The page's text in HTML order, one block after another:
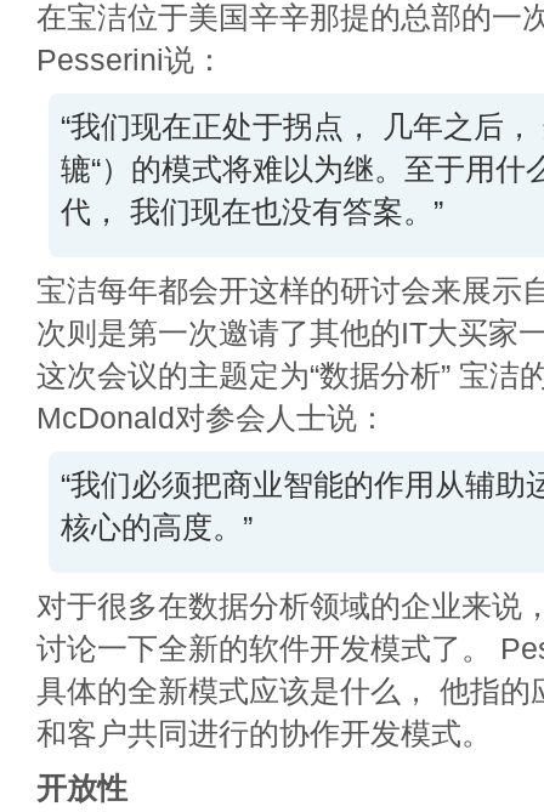
在宝洁位于美国辛辛那提的总部的一
Pesserini说：
“我们现在正处于拐点， 几年之后，
辘“）的模式将难以为继。至于用什
代， 我们现在也没有答案。”
宝洁每年都会开这样的研讨会来展示
次则是第一次邀请了其他的IT大买家
这次会议的主题定为“数据分析” 宝洁
McDonald对参会人士说：
“我们必须把商业智能的作用从辅助
核心的高度。”
对于很多在数据分析领域的企业来说
讨论一下全新的软件开发模式了。
具体的全新模式应该是什么， 他指的
和客户共同进行的协作开发模式。
开放性